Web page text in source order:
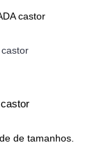
castor
de tamanhos.